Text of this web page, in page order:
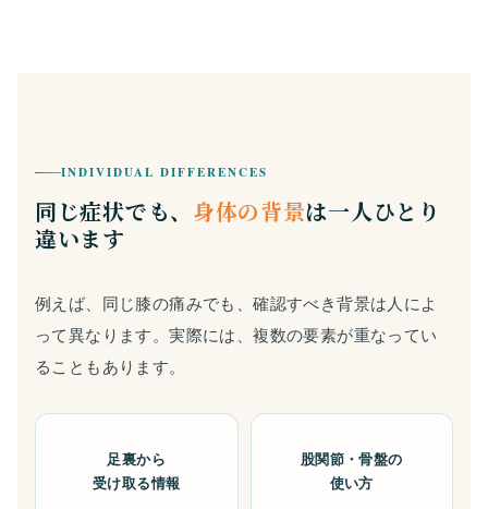
INDIVIDUAL DIFFERENCES
同じ症状でも、 身体の背景は一人ひとり
違います
例えば、同じ膝の痛みでも、確認すべき背景は人によ
って異なります。実際には、複数の要素が重なってい
ることもあります。
足裏から
受け取る情報
股関節・骨盤の
使い方